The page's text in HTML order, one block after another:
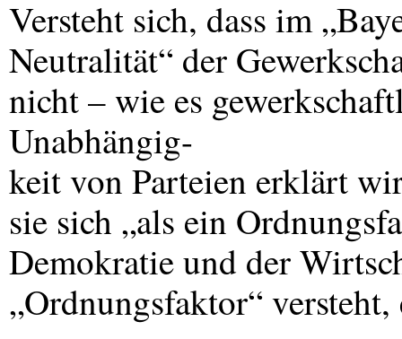
Versteht sich, dass im
Neutralität“ der
nicht – wie es
Unabhängig-
keit von Parteien erklärt
sie sich „als ein
Demokratie und der
„Ordnungsfaktor“